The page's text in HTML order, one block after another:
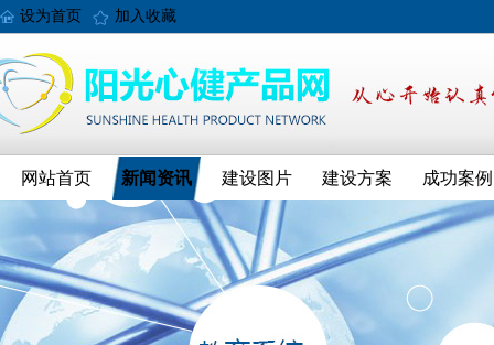
设为首页 加入收藏
网站首页 新闻资讯 建设图片 建设方案 成功案例